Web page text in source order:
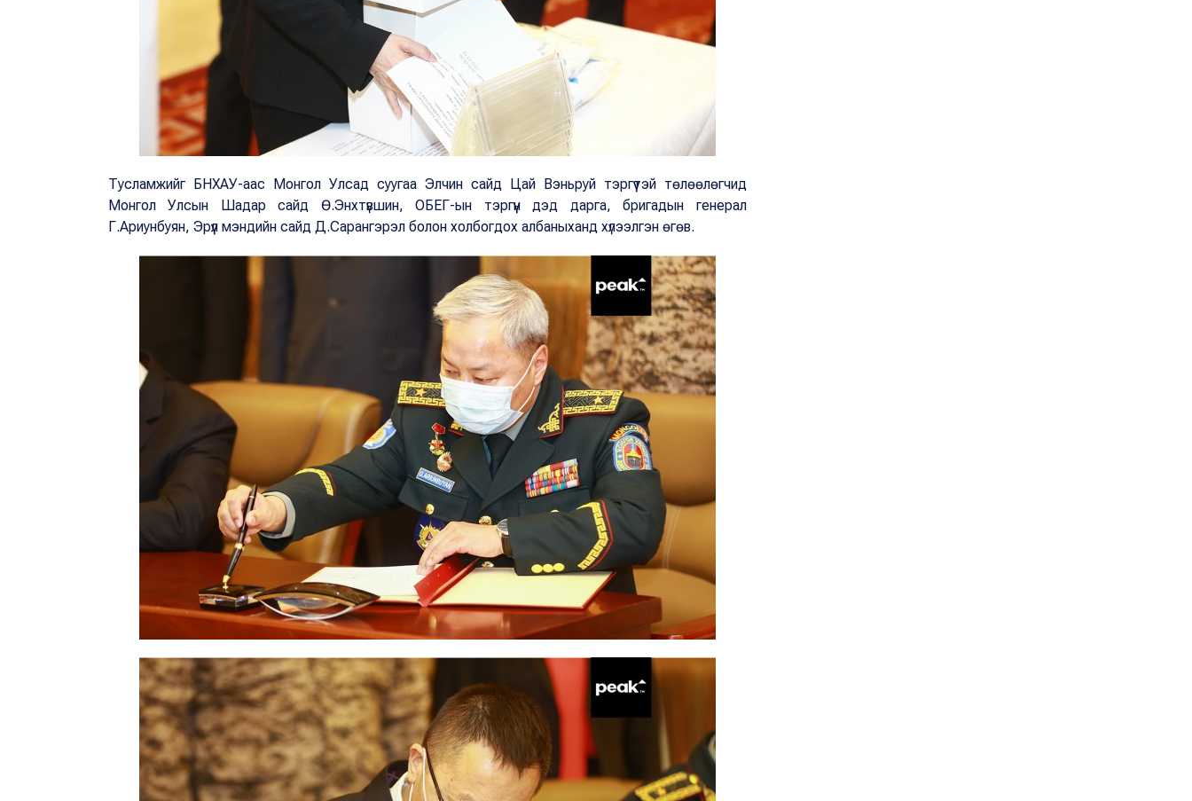
Тусламжийг БНХАУ-аас Монгол Улсад суугаа Элчин сайд Цай Вэньруй тэргүүтэй төлөөлөгчид
Монгол Улсын Шадар сайд Ө.Энхтүвшин, ОБЕГ-ын тэргүүн дэд дарга, бригадын генерал
Г.Ариунбуян, Эрүүл мэндийн сайд Д.Сарангэрэл болон холбогдох албаныханд хүлээлгэн өгөв.